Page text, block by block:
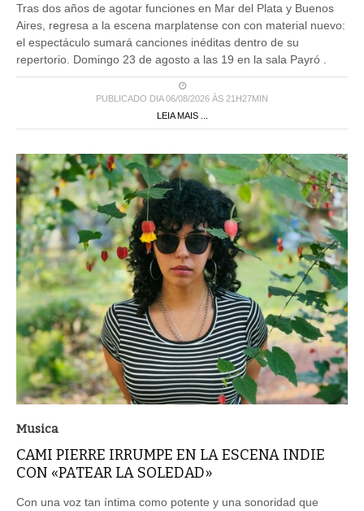
Tras dos años de agotar funciones en Mar del Plata y Buenos
Aires, regresa a la escena marplatense con con material nuevo:
el espectáculo sumará canciones inéditas dentro de su
repertorio. Domingo 23 de agosto a las 19 en la sala Payró .
PUBLICADO DIA 06/08/2026 ÀS 21H27MIN
LEIA MAIS ...
Musica
CAMI PIERRE IRRUMPE EN LA ESCENA INDIE
CON «PATEAR LA SOLEDAD»
Con una voz tan íntima como potente y una sonoridad que